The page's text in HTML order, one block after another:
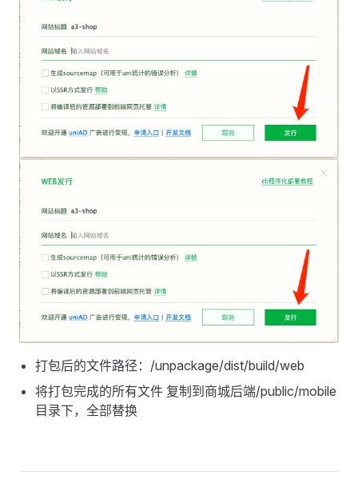
打包后的文件路径：/unpackage/dist/build/web
将打包完成的所有文件 复制到商城后端/public/mobile
目录下，全部替换